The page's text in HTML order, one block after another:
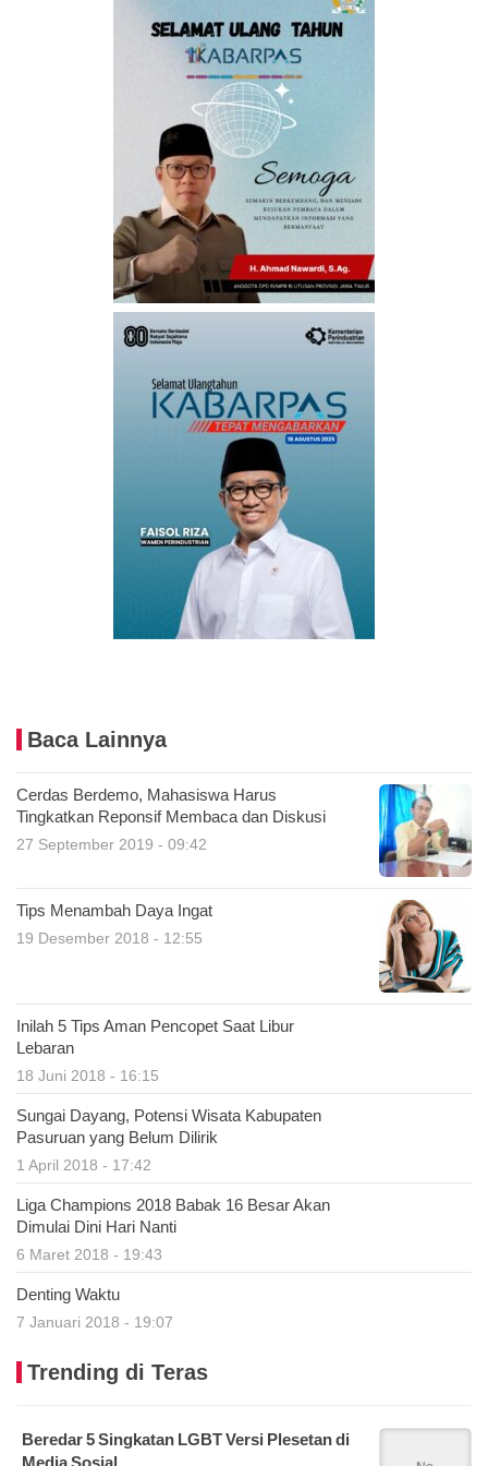
Baca Lainnya
Cerdas Berdemo, Mahasiswa Harus
Tingkatkan Reponsif Membaca dan Diskusi
27 September 2019 - 09:42
Tips Menambah Daya Ingat
19 Desember 2018 - 12:55
Inilah 5 Tips Aman Pencopet Saat Libur
Lebaran
18 Juni 2018 - 16:15
Sungai Dayang, Potensi Wisata Kabupaten
Pasuruan yang Belum Dilirik
1 April 2018 - 17:42
Liga Champions 2018 Babak 16 Besar Akan
Dimulai Dini Hari Nanti
6 Maret 2018 - 19:43
Denting Waktu
7 Januari 2018 - 19:07
Trending di Teras
Beredar 5 Singkatan LGBT Versi Plesetan di